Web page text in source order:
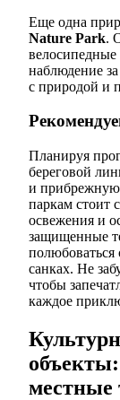
Еще одна
Nature Park.
наблюдение
с природой и
Планируя
береговой
и прибрежную
паркам стоит
освежения и
защищенные
санках. Не
чтобы
каждое
местные